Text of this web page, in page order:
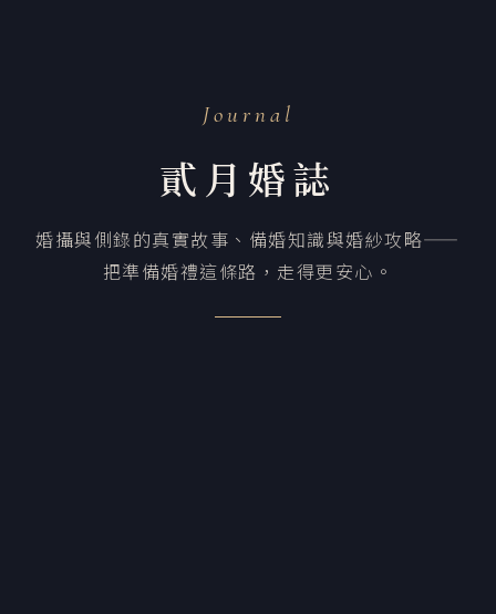
Journal
貳月婚誌
婚攝與側錄的真實故事、備婚知識與婚紗攻略——
把準備婚禮這條路，走得更安心。